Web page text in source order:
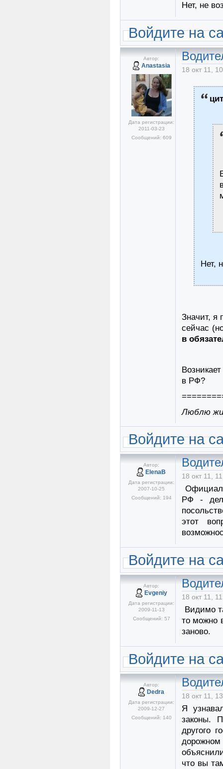
Нет, не
Войдите на
Автор:
Anastasia
Дата регистрации:
2011-03-23
Сообщений: 609
18 окт 11,
Нет,
Значит, я
сейчас
в
в РФ?
Люблю
Войдите на
Автор:
ElenaB
Дата регистрации:
2007-10-25
Сообщений: 194
18 окт 11,
РФ -
этот
Войдите на
Автор:
Evgeniy
Дата регистрации:
2009-11-13
Сообщений: 57
18 окт 11,
Видимо
то можно
заново.
Войдите на
Автор:
Dedra
Дата регистрации:
2009-12-27
Сообщений: 140
18 окт 11,
Я
законы.
другого
что вы